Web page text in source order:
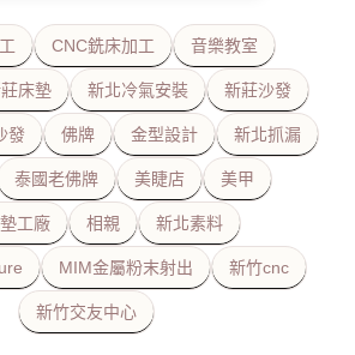
CNC銑床加工 音樂教室
床墊 新北冷氣安裝 新莊沙發
發 佛牌 金型設計 新北抓漏
泰國老佛牌 美睫店 美甲
工廠 相親 新北素料
MIM金屬粉末射出 新竹cnc
新竹交友中心